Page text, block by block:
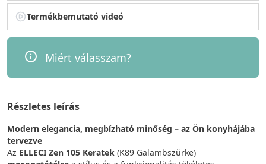
Termékbemutató videó
Miért válasszam?
Részletes leírás
Modern elegancia, megbízható minőség – az Ön konyhájába
tervezve
Az ELLECI Zen 105 Keratek (K89 Galambszürke)